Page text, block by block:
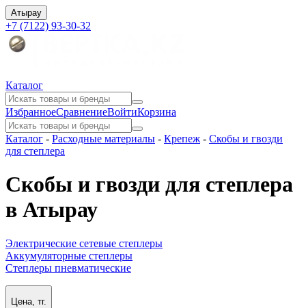
Атырау
+7 (7122) 93-30-32
Каталог
ИзбранноеСравнениеВойтиКорзина
Каталог - Расходные материалы - Крепеж - Скобы и гвозди
для степлера
Скобы и гвозди для степлера
в Атырау
Электрические сетевые степлеры
Аккумуляторные степлеры
Степлеры пневматические
Цена, тг.